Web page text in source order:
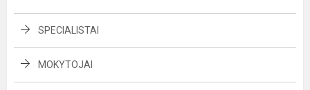
SPECIALISTAI
MOKYTOJAI